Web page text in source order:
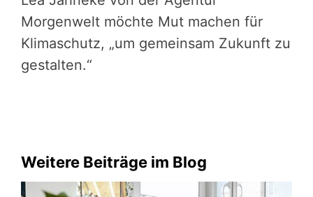
Morgenwelt möchte Mut machen für
Klimaschutz, „um gemeinsam Zukunft zu
gestalten.“
Weitere Beiträge im Blog